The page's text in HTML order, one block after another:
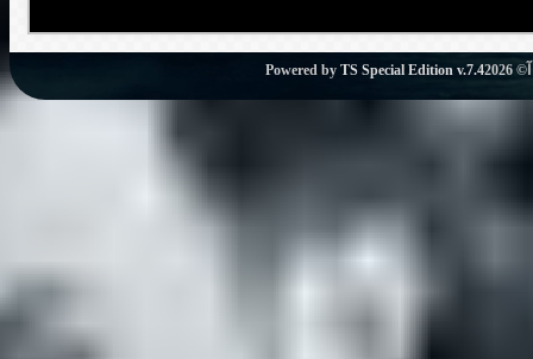
Powered by TS Special Edition v.7.4